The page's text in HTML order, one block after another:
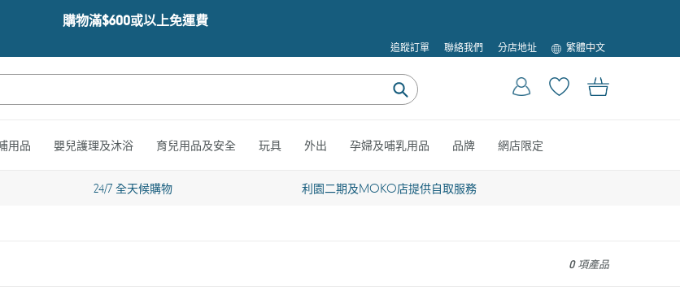
購物滿$600或以上免運費
追蹤訂單 聯絡我們 分店地址
語
言
繁體中文
提
登入 購物車
用品 嬰兒護理及沐浴 育兒用品及安全 玩具 外出 孕婦及哺乳用品 品牌 網店限定
24/7 全天候購物 利園二期及MOKO店提供自取服務
0 項產品